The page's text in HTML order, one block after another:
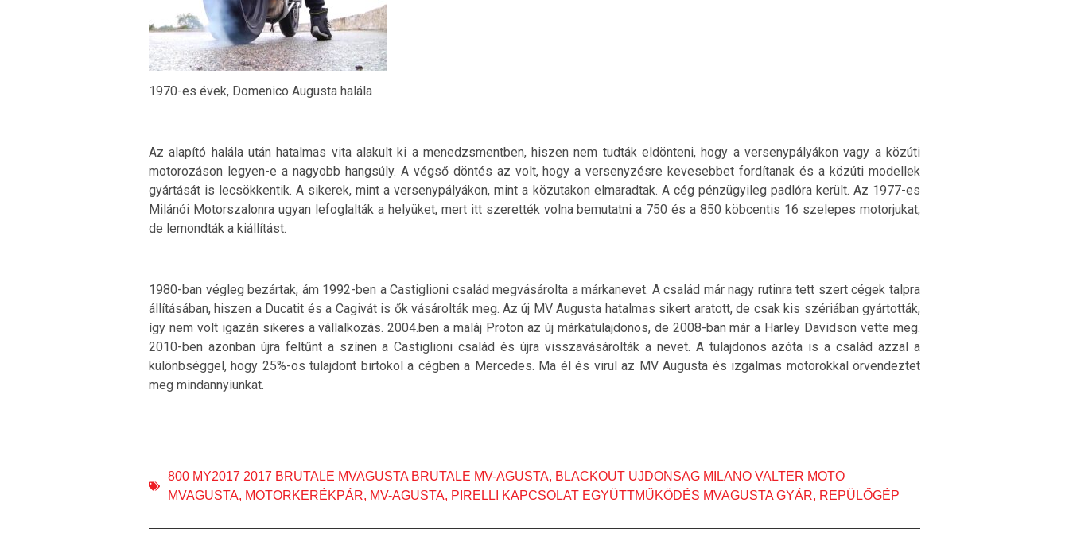
1970-es évek, Domenico Augusta halála
Az alapító halála után hatalmas vita alakult ki a menedzsmentben, hiszen nem tudták eldönteni, hogy a versenypályákon vagy a közúti
motorozáson legyen-e a nagyobb hangsúly. A végső döntés az volt, hogy a versenyzésre kevesebbet fordítanak és a közúti modellek
gyártását is lecsökkentik. A sikerek, mint a versenypályákon, mint a közutakon elmaradtak. A cég pénzügyileg padlóra került. Az 1977-es
Milánói Motorszalonra ugyan lefoglalták a helyüket, mert itt szerették volna bemutatni a 750 és a 850 köbcentis 16 szelepes motorjukat,
de lemondták a kiállítást.
1980-ban végleg bezártak, ám 1992-ben a Castiglioni család megvásárolta a márkanevet. A család már nagy rutinra tett szert cégek talpra
állításában, hiszen a Ducatit és a Cagivát is ők vásárolták meg. Az új MV Augusta hatalmas sikert aratott, de csak kis szériában gyártották,
így nem volt igazán sikeres a vállalkozás. 2004.ben a maláj Proton az új márkatulajdonos, de 2008-ban már a Harley Davidson vette meg.
2010-ben azonban újra feltűnt a színen a Castiglioni család és újra visszavásárolták a nevet. A tulajdonos azóta is a család azzal a
különbséggel, hogy 25%-os tulajdont birtokol a cégben a Mercedes. Ma él és virul az MV Augusta és izgalmas motorokkal örvendeztet
meg mindannyiunkat.
800 MY2017 2017 BRUTALE MVAGUSTA BRUTALE MV-AGUSTA, BLACKOUT UJDONSAG MILANO VALTER MOTO
MVAGUSTA, MOTORKERÉKPÁR, MV-AGUSTA, PIRELLI KAPCSOLAT EGYÜTTMŰKÖDÉS MVAGUSTA GYÁR, REPÜLŐGÉP